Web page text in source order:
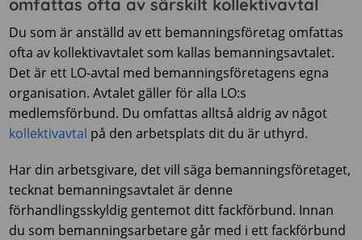
omfattas ofta av särskilt kollektivavtal
Du som är anställd av ett bemanningsföretag omfattas
ofta av kollektivavtalet som kallas bemanningsavtalet.
Det är ett LO-avtal med bemanningsföretagens egna
organisation. Avtalet gäller för alla LO:s
medlemsförbund. Du omfattas alltså aldrig av något
kollektivavtal på den arbetsplats dit du är uthyrd.
Har din arbetsgivare, det vill säga bemanningsföretaget,
tecknat bemanningsavtalet är denne
förhandlingsskyldig gentemot ditt fackförbund. Innan
du som bemanningsarbetare går med i ett fackförbund